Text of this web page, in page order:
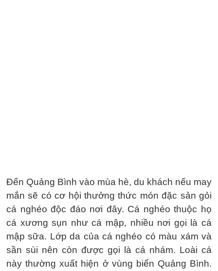
Đến Quảng Bình vào mùa hè, du khách nếu may
mắn sẽ có cơ hội thưởng thức món đặc sản gỏi
cá nghéo độc đáo nơi đây. Cá nghéo thuộc họ
cá xương sụn như cá mập, nhiều nơi gọi là cá
mập sữa. Lớp da của cá nghéo có màu xám và
sần sùi nên còn được gọi là cá nhám. Loài cá
này thường xuất hiện ở vùng biển Quảng Bình.